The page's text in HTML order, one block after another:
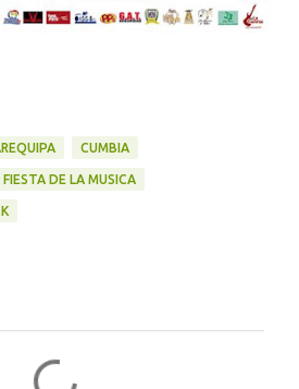
CUMBIA
FIESTA DE LA MUSICA